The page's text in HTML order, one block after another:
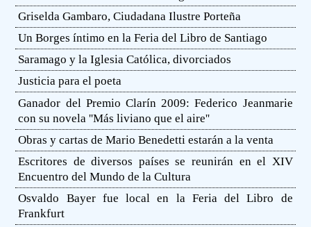
Griselda Gambaro, Ciudadana Ilustre Porteña
Un Borges íntimo en la Feria del Libro de Santiago
Saramago y la Iglesia Católica, divorciados
Justicia para el poeta
Ganador del Premio Clarín 2009: Federico Jeanmarie
con su novela ''Más liviano que el aire''
Obras y cartas de Mario Benedetti estarán a la venta
Escritores de diversos países se reunirán en el XIV
Encuentro del Mundo de la Cultura
Osvaldo Bayer fue local en la Feria del Libro de
Frankfurt